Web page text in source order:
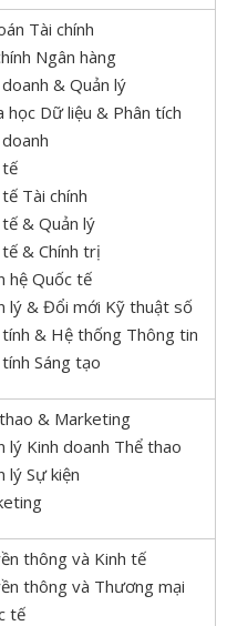
Tài chính
Ngân hàng
& Quản lý
học Dữ liệu & Phân tích
tế
Tài chính
tế & Quản lý
tế & Chính trị
hệ Quốc tế
lý & Đổi mới Kỹ thuật số
& Hệ thống Thông tin
Sáng tạo
& Marketing
lý Kinh doanh Thể thao
lý Sự kiện
thông và Kinh tế
thông và Thương mại
tế